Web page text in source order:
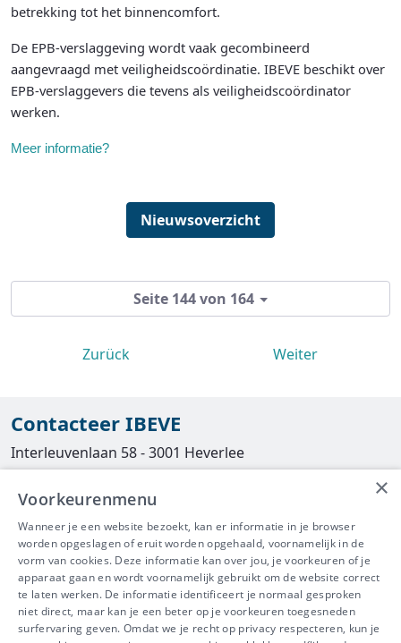
betrekking tot het binnencomfort.
De EPB-verslaggeving wordt vaak gecombineerd
aangevraagd met veiligheidscoördinatie. IBEVE beschikt over
EPB-verslaggevers die tevens als veiligheidscoördinator
werken.
Meer informatie?
Nieuwsoverzicht
Seite 144 von 164
Zurück Weiter
Contacteer IBEVE
Interleuvenlaan 58 - 3001 Heverlee
016/390490
info@ibeve.be
asbest@ibeve.be
Ondernemingsnummer: 0436 612 044
×
Voorkeurenmenu
Wanneer je een website bezoekt, kan er informatie in je browser
worden opgeslagen of eruit worden opgehaald, voornamelijk in de
vorm van cookies. Deze informatie kan over jou, je voorkeuren of je
apparaat gaan en wordt voornamelijk gebruikt om de website correct
te laten werken. De informatie identificeert je normaal gesproken
niet direct, maar kan je een beter op je voorkeuren toegesneden
surfervaring geven. Omdat we je recht op privacy respecteren, kun je